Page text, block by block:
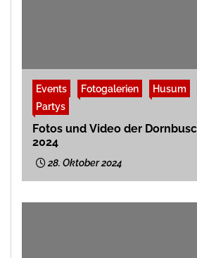
Events Fotogalerien Husum
Partys
Fotos und Video der
2024
28. Oktober 2024